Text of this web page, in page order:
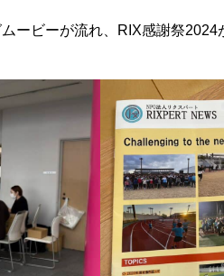
ービーが流れ、RIX感謝祭2024